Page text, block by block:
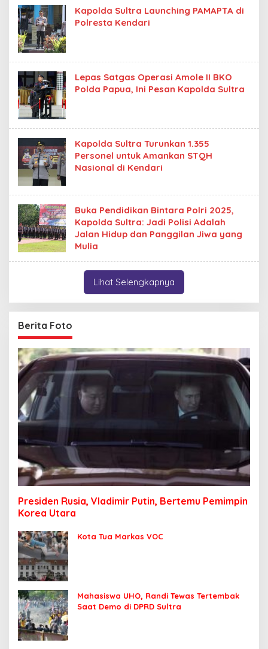
Kapolda Sultra Launching PAMAPTA di
Polresta Kendari
Lepas Satgas Operasi Amole II BKO
Polda Papua, Ini Pesan Kapolda Sultra
Kapolda Sultra Turunkan 1.355
Personel untuk Amankan STQH
Nasional di Kendari
Buka Pendidikan Bintara Polri 2025,
Kapolda Sultra: Jadi Polisi Adalah
Jalan Hidup dan Panggilan Jiwa yang
Mulia
Lihat Selengkapnya
Berita Foto
Presiden Rusia, Vladimir Putin, Bertemu Pemimpin
Korea Utara
Kota Tua Markas VOC
Mahasiswa UHO, Randi Tewas Tertembak
Saat Demo di DPRD Sultra